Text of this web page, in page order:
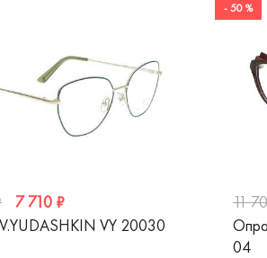
7 710 ₽
VY 20030
- 50 %
11
04